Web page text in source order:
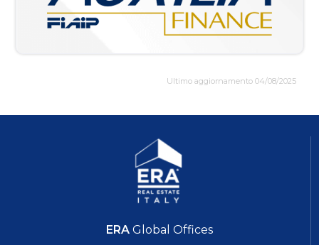
Ultimo aggiornamento 04/08/2025
ERAGlobal Offices